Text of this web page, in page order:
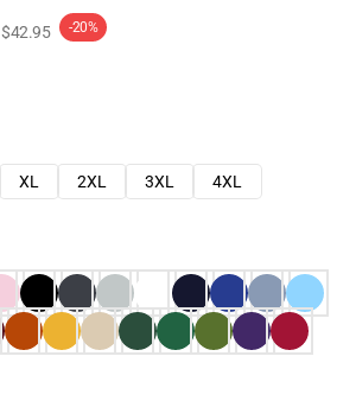
$42.95 -20%
XL 2XL 3XL
4XL